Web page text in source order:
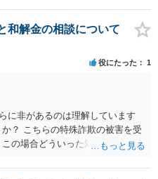
、お近くの弁護士にご依頼しチ
います。
和解金の相談について
役にたった 1
に非があるのは理解しています
？ こちらの特殊詐欺の被害を受
の場合どういった対処が必要で
殊詐欺関係なく旦那さんの行為